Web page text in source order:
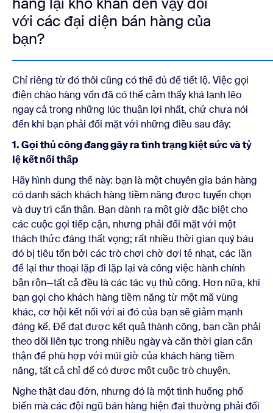
với các đại diện bán hàng của
bạn?
Chỉ riêng từ đó thôi cũng có thể đủ để tiết lộ. Việc gọi
điện chào hàng vốn đã có thể cảm thấy khá lạnh lẽo
ngay cả trong những lúc thuận lợi nhất, chứ chưa nói
đến khi bạn phải đối mặt với những điều sau đây:
1. Gọi thủ công đang gây ra tình trạng kiệt sức và tỷ
lệ kết nối thấp
Hãy hình dung thế này: bạn là một chuyên gia bán hàng
có danh sách khách hàng tiềm năng được tuyển chọn
và duy trì cẩn thận. Bạn dành ra một giờ đặc biệt cho
các cuộc gọi tiếp cận, nhưng phải đối mặt với một
thách thức đáng thất vọng; rất nhiều thời gian quý báu
đó bị tiêu tốn bởi các trò chơi chờ đợi tẻ nhạt, các lần
để lại thư thoại lặp đi lặp lại và công việc hành chính
bận rộn—tất cả đều là các tác vụ thủ công. Hơn nữa, khi
bạn gọi cho khách hàng tiềm năng từ một mã vùng
khác, cơ hội kết nối với ai đó của bạn sẽ giảm mạnh
đáng kể. Để đạt được kết quả thành công, bạn cần phải
theo dõi liên tục trong nhiều ngày và căn thời gian cẩn
thận để phù hợp với múi giờ của khách hàng tiềm
năng, tất cả chỉ để có được một cuộc trò chuyện.
Nghe thật đau đớn, nhưng đó là một tình huống phổ
biến mà các đội ngũ bán hàng hiện đại thường phải đối